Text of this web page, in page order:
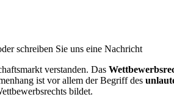
schreiben Sie uns eine Nachricht
verstanden. Das
ist vor allem der Begriff des
bildet.